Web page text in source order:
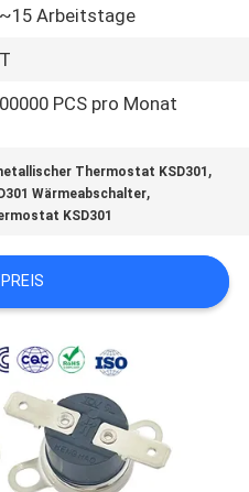
Arbeitstage
PCS pro Monat
Thermostat KSD301 ,
Wärmeabschalter,
KSD301